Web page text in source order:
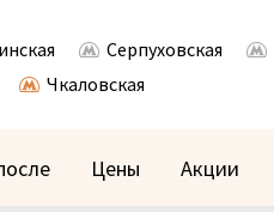
Серпуховская
Чкаловская
Цены Акции